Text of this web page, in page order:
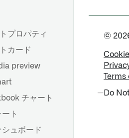
決定性
イムゾーン
セットから時系
成する
可視化
トランスフォー
計
ーティングガイ
ージ
たデータセット
選択する
プロパティ
カード
preview
チャート
ト
ュボード
©
Terms
Do